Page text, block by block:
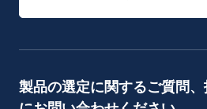
製品の選定に関するご質問